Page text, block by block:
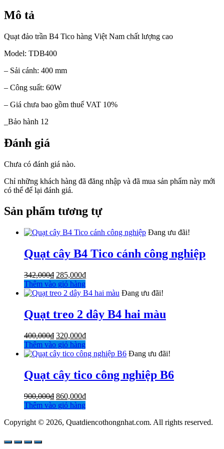
Mô tả
Quạt đảo trần B4 Tico hàng Việt Nam chất lượng cao
Model: TDB400
– Sải cánh: 400 mm
– Công suất: 60W
– Giá chưa bao gồm thuế VAT 10%
_Bảo hành 12
Đánh giá
Chưa có đánh giá nào.
Chỉ những khách hàng đã đăng nhập và đã mua sản phẩm này mới
có thể để lại đánh giá.
Sản phẩm tương tự
Đang ưu đãi!
Quạt cây B4 Tico cánh công nghiệp
342,000₫ Giá
gốc
là:
285,000₫Giá
tại
285,000₫.
Thêm vào giỏ hàng
Đang ưu đãi!
Quạt treo 2 dây B4 hai màu
400,000₫ Giá
gốc
là:
320,000₫Giá
tại
320,000₫.
Thêm vào giỏ hàng
Đang ưu đãi!
Quạt cây tico công nghiệp B6
900,000₫ Giá
gốc
900,000₫.
860,000₫Giá
là:
Thêm vào giỏ hàng
Copyright © 2026, Quatdiencothongnhat.com. All rights reserved.